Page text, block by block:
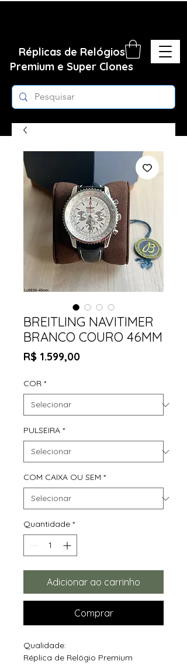
Réplicas de Relógios
Premium e Super Clones
BREITLING NAVITIMER
BRANCO COURO 46MM
R$ 1.599,00Preço
COR *
PULSEIRA *
COM CAIXA OU SEM *
Quantidade *
Adicionar ao carrinho
Comprar
Qualidade:
Réplica de Relógio Premium